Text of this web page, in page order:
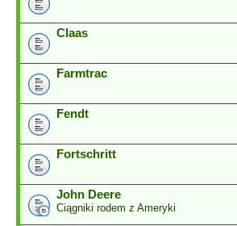
Claas
Farmtrac
Fendt
Fortschritt
John Deere
Ciągniki rodem z Ameryki